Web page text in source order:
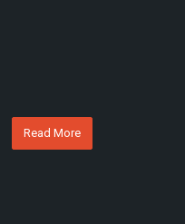
Read More